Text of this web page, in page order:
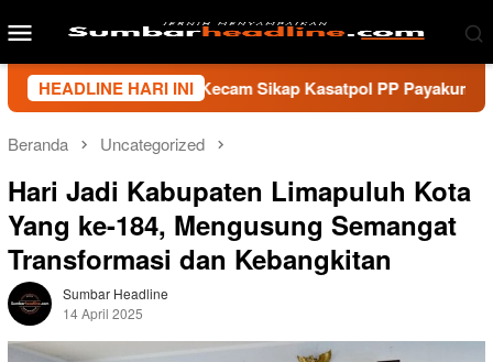
ke
Menu
Mobile
HEADLINE HARI INI
Kecam Sikap Kasatpol PP Payakumbuh, Minta
Beranda Uncategorized
Hari Jadi Kabupaten Limapuluh Kota
Yang ke-184, Mengusung Semangat
Transformasi dan Kebangkitan
Sumbar Headline
14 April 2025